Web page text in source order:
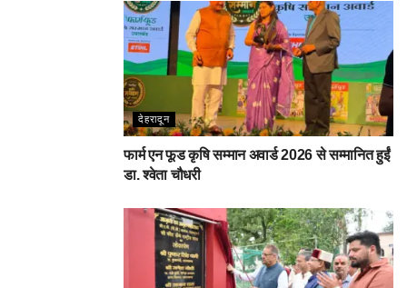
देहरादून
फार्म एन फूड कृषि सम्मान अवार्ड 2026 से सम्मानित हुईं
डा. श्वेता चौधरी